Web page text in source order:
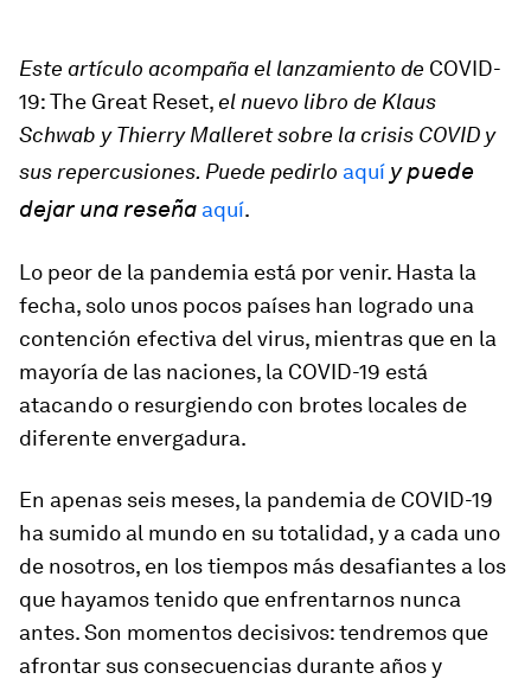
Este artículo acompaña el lanzamiento de COVID-
19: The Great Reset, el nuevo libro de Klaus
Schwab y Thierry Malleret sobre la crisis COVID y
sus repercusiones. Puede pedirlo aquí y puede
dejar una reseña aquí.
Lo peor de la pandemia está por venir. Hasta la
fecha, solo unos pocos países han logrado una
contención efectiva del virus, mientras que en la
mayoría de las naciones, la COVID-19 está
atacando o resurgiendo con brotes locales de
diferente envergadura.
En apenas seis meses, la pandemia de COVID-19
ha sumido al mundo en su totalidad, y a cada uno
de nosotros, en los tiempos más desafiantes a los
que hayamos tenido que enfrentarnos nunca
antes. Son momentos decisivos: tendremos que
afrontar sus consecuencias durante años y